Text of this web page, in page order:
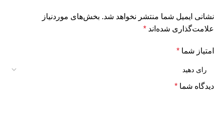
نشانی ایمیل شما منتشر نخواهد شد. بخش‌های موردنیاز
علامت‌گذاری شده‌اند *
امتیاز شما *
دیدگاه شما *